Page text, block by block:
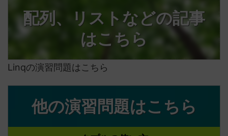
配列、リストなどの記事
はこちら
Linqの演習問題はこちら
他の演習問題はこちら